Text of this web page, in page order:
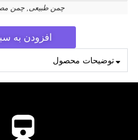
چمن طبیعی, چمن
افزودن به
توضیحات محصول